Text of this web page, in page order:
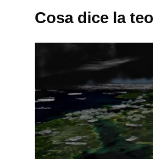
Cosa dice la